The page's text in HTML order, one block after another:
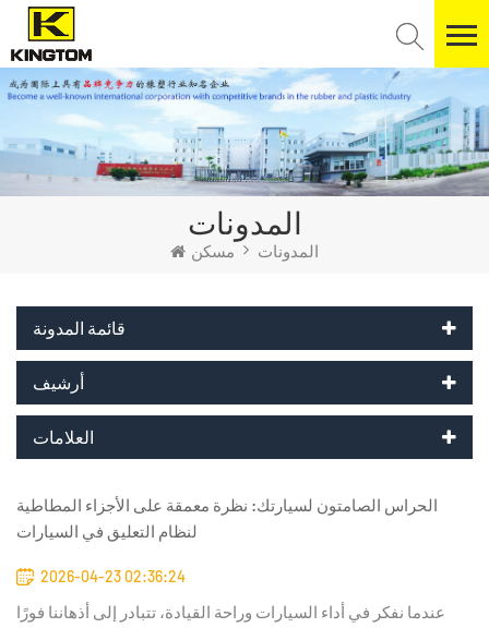
المدونات
مسكن المدونات
قائمة المدونة
أرشيف
العلامات
الحراس الصامتون لسيارتك: نظرة معمقة على الأجزاء المطاطية
لنظام التعليق في السيارات
2026-04-23 02:36:24
عندما نفكر في أداء السيارات وراحة القيادة، تتبادر إلى أذهاننا فورًا